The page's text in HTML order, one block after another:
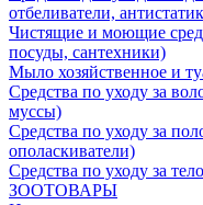
отбеливатели,
Чистящие и моющие
посуды, сантехники)
Мыло хозяйственное и
Средства по уходу за
муссы)
Средства по уходу за
ополаскиватели)
Средства по уходу за
ЗООТОВАРЫ